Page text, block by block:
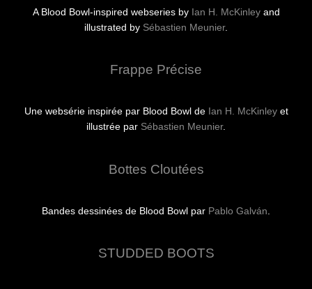
A Blood Bowl-inspired webseries by Ian H. McKinleyand
illustrated by Sébastien Meunier.
Frappe Précise
Une websérie inspirée par Blood Bowl de Ian H. McKinleyet
illustrée par Sébastien Meunier.
Bottes Cloutées
Bandes dessinées de Blood Bowl par Pablo Galván
STUDDED BOOTS